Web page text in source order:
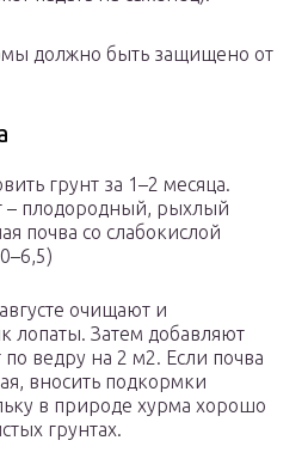
должно быть защищено от
грунт за 1–2 месяца.
– плодородный, рыхлый
почва со слабокислой
очищают и
лопаты. Затем добавляют
ведру на 2 м2. Если почва
вносить подкормки
в природе хурма хорошо
грунтах.